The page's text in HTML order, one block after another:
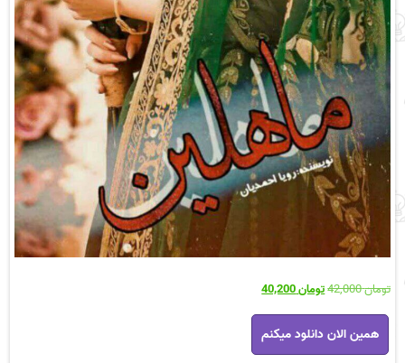
تومان42,000
قیمت
بود.
تومان40,200
قیمت
است.
رمان
ماهلین
pdf
همین الان دانلود میکنم